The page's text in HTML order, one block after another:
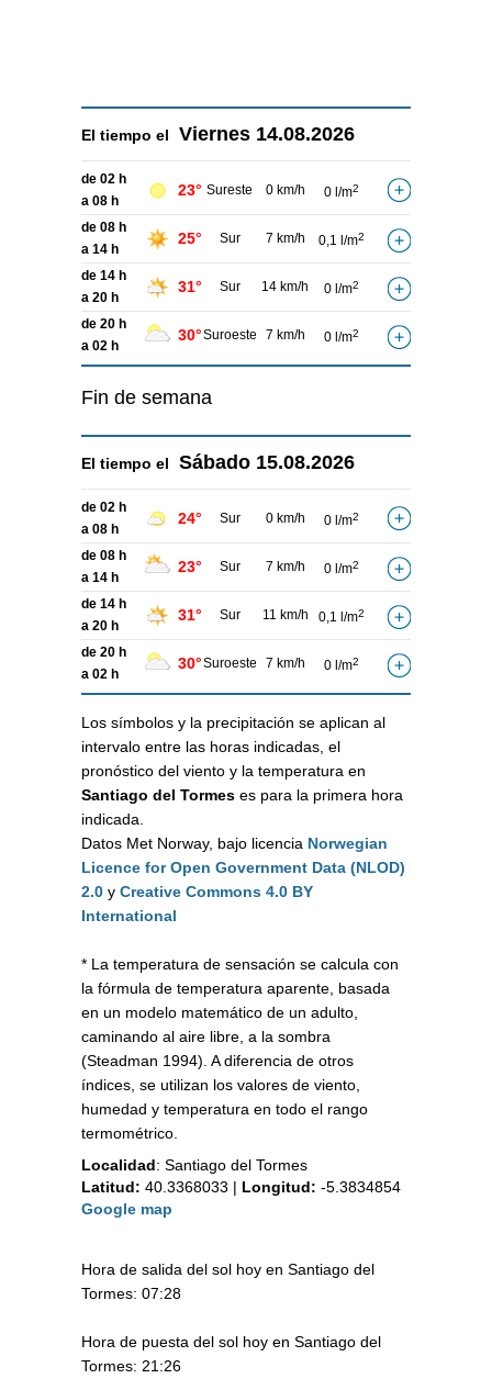
El tiempo el Viernes 14.08.2026
de 02 h
a 08 h
23° Sureste 0 km/h 0 l/m2
de 08 h
a 14 h
25° Sur 7 km/h 0,1 l/m2
de 14 h
a 20 h
31° Sur 14 km/h 0 l/m2
de 20 h
a 02 h
30°Suroeste 7 km/h 0 l/m2
Fin de semana
El tiempo el Sábado 15.08.2026
de 02 h
a 08 h
24° Sur 0 km/h 0 l/m2
de 08 h
a 14 h
23° Sur 7 km/h 0 l/m2
de 14 h
a 20 h
31° Sur 11 km/h 0,1 l/m2
de 20 h
a 02 h
30°Suroeste 7 km/h 0 l/m2
Los símbolos y la precipitación se aplican al
intervalo entre las horas indicadas, el
pronóstico del viento y la temperatura en
Santiago del Tormes es para la primera hora
indicada.
Datos Met Norway, bajo licencia Norwegian
Licence for Open Government Data (NLOD)
2.0 y Creative Commons 4.0 BY
International
* La temperatura de sensación se calcula con
la fórmula de temperatura aparente, basada
en un modelo matemático de un adulto,
caminando al aire libre, a la sombra
(Steadman 1994). A diferencia de otros
índices, se utilizan los valores de viento,
humedad y temperatura en todo el rango
termométrico.
Localidad: Santiago del Tormes
Latitud: 40.3368033 | Longitud: -5.3834854
Google map
Hora de salida del sol hoy en Santiago del
Tormes: 07:28
Hora de puesta del sol hoy en Santiago del
Tormes: 21:26